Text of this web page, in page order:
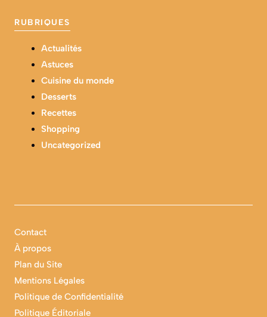
RUBRIQUES
Actualités
Astuces
Cuisine du monde
Desserts
Recettes
Shopping
Uncategorized
Contact
À propos
Plan du Site
Mentions Légales
Politique de Confidentialité
Politique Éditoriale